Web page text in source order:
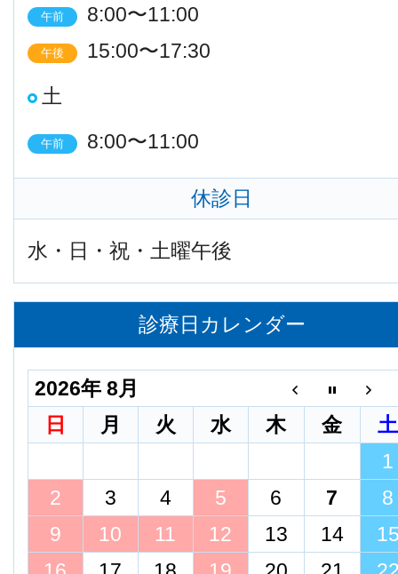
午前 8:00〜11:00
午後
15:00〜17:30
土
午前 8:00〜11:00
休診日
水・日・祝・土曜午後
診療日カレンダー
2026年 8月
日
月 火 水 木 金
土
1
2
3 4 5 6 7
8
9
10 11 12 13 14